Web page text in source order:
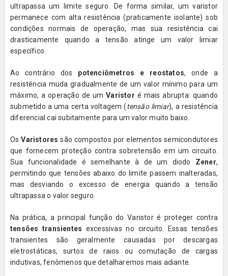
ultrapassa um limite seguro. De forma similar, um varistor
permanece com alta resistência (praticamente isolante) sob
condições normais de operação, mas sua resistência cai
drasticamente quando a tensão atinge um valor limiar
específico.
Ao contrário dos potenciômetros e reostatos, onde a
resistência muda gradualmente de um valor mínimo para um
máximo, a operação de umVaristor é mais abrupta: quando
submetido a uma certa voltagem (tensão limiar), a resistência
diferencial cai subitamente para um valor muito baixo.
OsVaristores são compostos por elementos semicondutores
que fornecem proteção contra sobretensão em um circuito.
Sua funcionalidade é semelhante à de um diodo Zener,
permitindo que tensões abaixo do limite passem inalteradas,
mas desviando o excesso de energia quando a tensão
ultrapassa o valor seguro.
Na prática, a principal função do Varistor é proteger contra
tensões transientes excessivas no circuito. Essas tensões
transientes são geralmente causadas por descargas
eletrostáticas, surtos de raios ou comutação de cargas
indutivas, fenômenos que detalharemos mais adiante.